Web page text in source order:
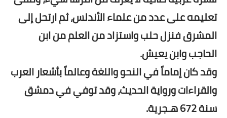
تعليمه على عدد من علماء الأندلس، ثم ارتحل إلى
المشرق فنزل حلب واستزاد من العلم من ابن
الحاجب وابن يعيش.
وقد كان إماماً في النحو واللغة وعالماً بأشعار العرب
والقراءات ورواية الحديث، وقد توفي في دمشق
سنة 672 هـجرية.